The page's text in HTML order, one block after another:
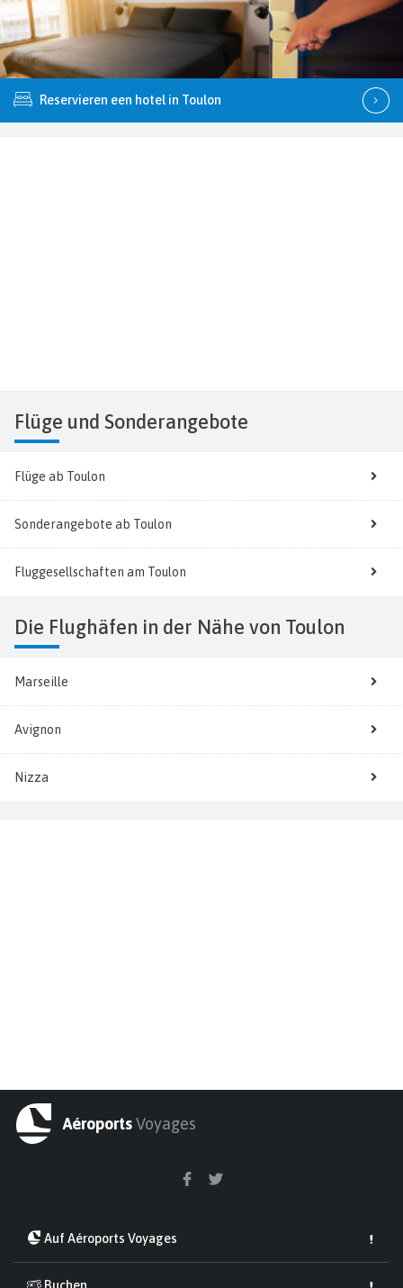
Reservieren een hotel in Toulon
Flüge und Sonderangebote
Flüge ab Toulon
Sonderangebote ab Toulon
Fluggesellschaften am Toulon
Die Flughäfen in der Nähe von Toulon
Marseille
Avignon
Nizza
AéroportsVoyages
Auf Aéroports Voyages
Buchen